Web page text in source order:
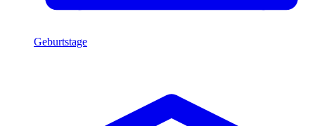
Geburtstage